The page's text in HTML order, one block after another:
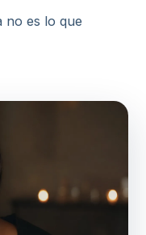
no es lo que